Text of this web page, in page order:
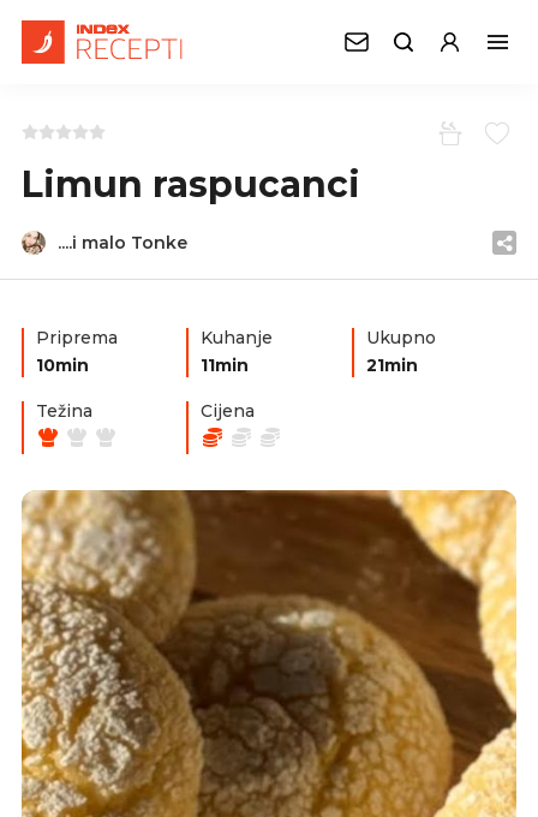
Limun raspucanci
....i malo Tonke
Priprema
10min
Kuhanje
11min
Ukupno
21min
Težina Cijena